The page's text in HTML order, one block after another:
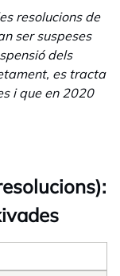
resolucions de
ser suspeses
dels
es tracta
i que en 2020